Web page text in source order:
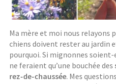
Ma mère et moi nous relayons
chiens doivent rester au jardin
pourquoi. Si mignonnes
ne feraient qu’une bouchée des
rez-de-chaussée. Mes